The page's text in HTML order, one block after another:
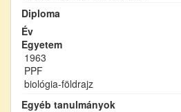
Diploma
Év
Egyetem
1963
PPF
biológia-földrajz
Egyéb tanulmányok